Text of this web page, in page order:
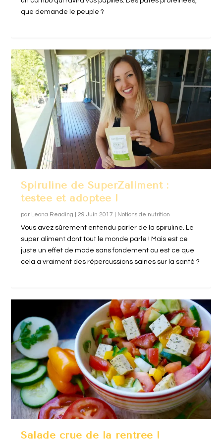
que demande le peuple ?
Spiruline de SuperZaliment :
testée et adoptée !
par Leona Reading |29 Juin 2017 Notions de nutrition
Vous avez sûrement entendu parler de la spiruline. Le
super aliment dont tout le monde parle ! Mais est ce
juste un effet de mode sans fondement ou est ce que
cela a vraiment des répercussions saines sur la santé ?
Salade crue de la rentrée !